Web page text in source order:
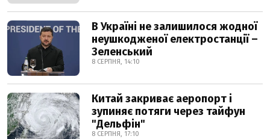
В Україні не залишилося жодної
неушкодженої електростанції –
Зеленський
8 СЕРПНЯ, 14:10
Китай закриває аеропорт і
зупиняє потяги через тайфун
"Дельфін"
8 СЕРПНЯ, 17:10